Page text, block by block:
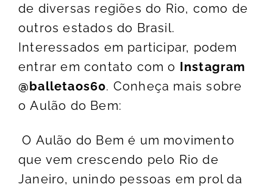
de diversas regiões do Rio, como de
outros estados do Brasil.
Interessados em participar, podem
entrar em contato com o Instagram
@balletaos60. Conheça mais sobre
o Aulão do Bem:
O Aulão do Bem é um movimento
que vem crescendo pelo Rio de
Janeiro, unindo pessoas em prol da